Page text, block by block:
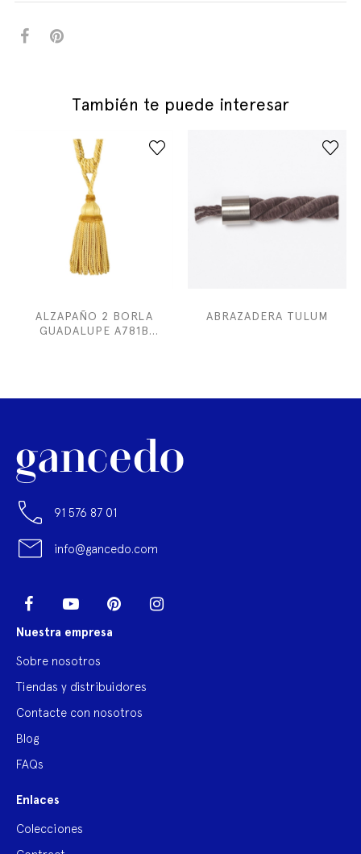
También te puede interesar
ALZAPAÑO 2 BORLA
GUADALUPE A781B
ABRAZADERA TULUM
91 576 87 01
info@gancedo.com
Facebook YouTube Pinterest
Nuestra empresa
Sobre nosotros
Tiendas y distribuidores
Contacte con nosotros
Blog
FAQs
Enlaces
Colecciones